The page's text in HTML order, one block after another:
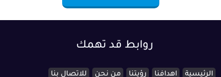
روابط قد تهمك
الرئيسية اهدافنا رؤيتنا من نحن للاتصال بنا